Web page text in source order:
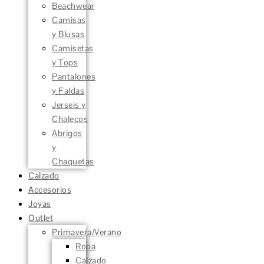
Beachwear
Camisas
y Blusas
Camisetas
y Tops
Pantalones
y Faldas
Jerseis y
Chalecos
Abrigos
y
Chaquetas
Calzado
Accesorios
Joyas
Outlet
Primavera/Verano
Ropa
Calzado